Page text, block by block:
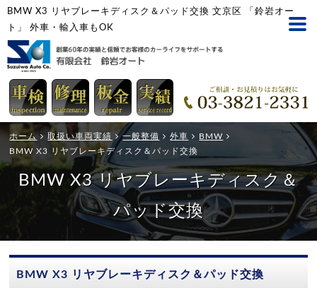
BMW X3 リヤブレーキディスク＆パッド交換 文京区 「鈴岩オー
ト」 外車・輸入車もOK
ホーム 取扱い車両実績 一般整備 外車
BMW
BMW X3 リヤブレーキディスク＆パッド交換
BMW X3 リヤブレーキディスク＆
パッド交換
BMW X3 リヤブレーキディスク＆パッド交換